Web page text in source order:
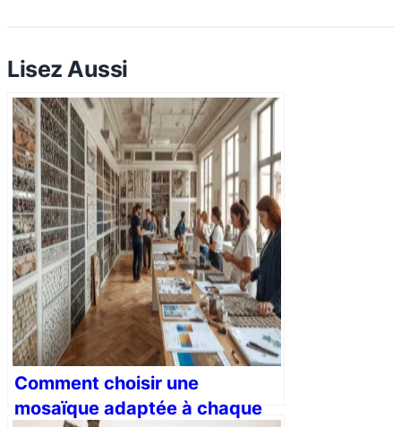
Lisez Aussi
Comment choisir une
mosaïque adaptée à chaque